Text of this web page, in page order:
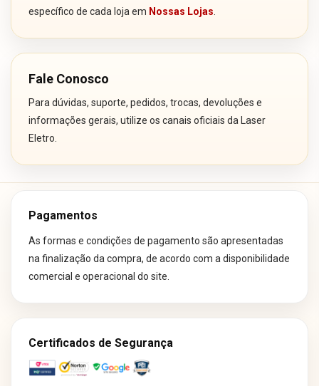
específico de cada loja em Nossas Lojas
Fale Conosco
Para dúvidas, suporte, pedidos, trocas, devoluções e
informações gerais, utilize os canais oficiais da Laser
Eletro.
Pagamentos
As formas e condições de pagamento são apresentadas
na finalização da compra, de acordo com a disponibilidade
comercial e operacional do site.
Certificados de Segurança